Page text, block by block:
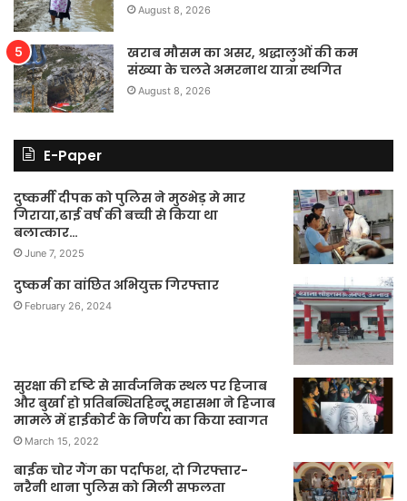
August 8, 2026
खराब मौसम का असर, श्रद्धालुओं की कम
संख्या के चलते अमरनाथ यात्रा स्थगित
August 8, 2026
E-Paper
दुष्कर्मी दीपक को पुलिस ने मुठभेड़ मे मार
गिराया,ढाई वर्ष की बच्ची से किया था
बलात्कार…
June 7, 2025
दुष्कर्म का वांछित अभियुक्त गिरफ्तार
February 26, 2024
सुरक्षा की दृष्टि से सार्वजनिक स्थल पर हिजाब
और बुर्खा हो प्रतिबन्धितहिन्दू महासभा ने हिजाब
मामले में हाईकोर्ट के निर्णय का किया स्वागत
March 15, 2022
बाईक चोर गैंग का पर्दाफश, दो गिरफ्तार-
नरैनी थाना पुलिस को मिली सफलता